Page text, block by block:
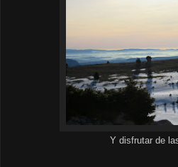
Y disfrutar de